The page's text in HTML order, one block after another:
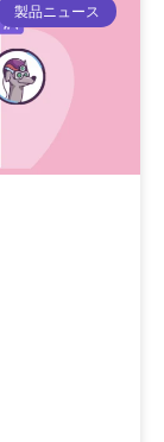
製品ニュース